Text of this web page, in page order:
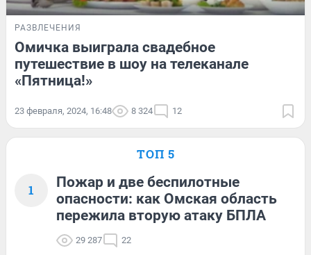
РАЗВЛЕЧЕНИЯ
Омичка выиграла свадебное
путешествие в шоу на телеканале
«Пятница!»
23 февраля, 2024, 16:48 8 324 12
ТОП 5
1
Пожар и две беспилотные
опасности: как Омская область
пережила вторую атаку БПЛА
29 287 22